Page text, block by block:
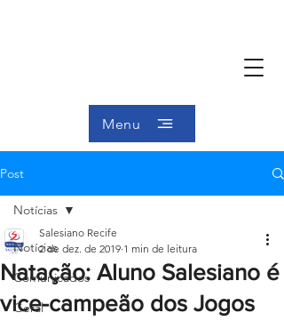
Menu
Post
Notícias
Comunicados
Geral
Notícias
Natação: Aluno Salesiano é
vice-campeão dos Jogos
Salesiano Recife
2 de dez. de 2019 1 min de leitura